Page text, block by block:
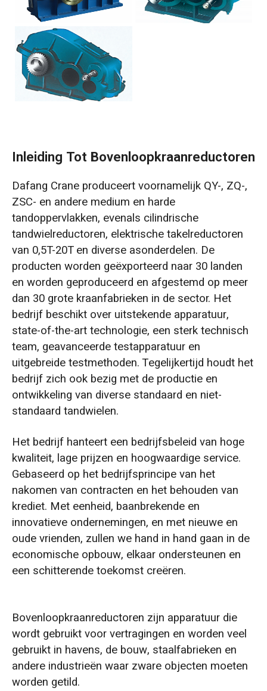
Inleiding Tot Bovenloopkraanreductoren
Dafang Crane produceert voornamelijk QY-, ZQ-,
ZSC- en andere medium en harde
tandoppervlakken, evenals cilindrische
tandwielreductoren, elektrische takelreductoren
van 0,5T-20T en diverse asonderdelen. De
producten worden geëxporteerd naar 30 landen
en worden geproduceerd en afgestemd op meer
dan 30 grote kraanfabrieken in de sector. Het
bedrijf beschikt over uitstekende apparatuur,
state-of-the-art technologie, een sterk technisch
team, geavanceerde testapparatuur en
uitgebreide testmethoden. Tegelijkertijd houdt het
bedrijf zich ook bezig met de productie en
ontwikkeling van diverse standaard en niet-
standaard tandwielen.
Het bedrijf hanteert een bedrijfsbeleid van hoge
kwaliteit, lage prijzen en hoogwaardige service.
Gebaseerd op het bedrijfsprincipe van het
nakomen van contracten en het behouden van
krediet. Met eenheid, baanbrekende en
innovatieve ondernemingen, en met nieuwe en
oude vrienden, zullen we hand in hand gaan in de
economische opbouw, elkaar ondersteunen en
een schitterende toekomst creëren.
Bovenloopkraanreductoren zijn apparatuur die
wordt gebruikt voor vertragingen en worden veel
gebruikt in havens, de bouw, staalfabrieken en
andere industrieën waar zware objecten moeten
worden getild.